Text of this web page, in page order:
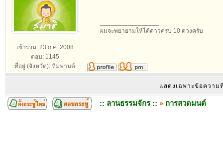
เข้าร่วม: 23 ก.ค. 2008
ตอบ: 1145
ที่อยู่ (จังหวัด): หิมพานต์
ผมจะพยายามให้ได้ดาวครบ 10 ดวงครับ
แสดงเฉพาะข้อควา
:: ลานธรรมจักร :: » การสวดมนต์